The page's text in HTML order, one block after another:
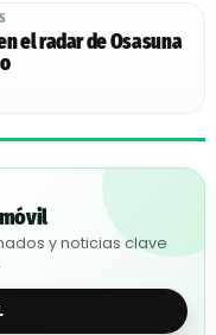
el radar de Osasuna
y noticias clave